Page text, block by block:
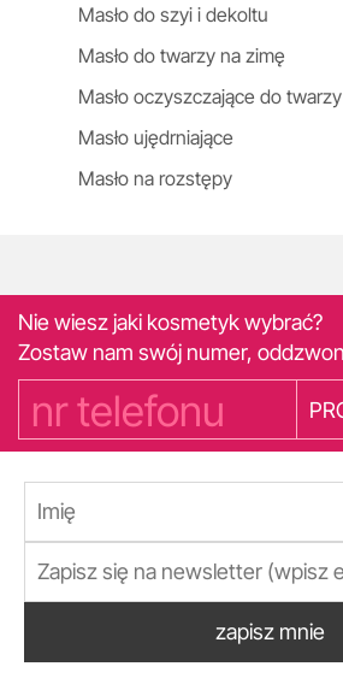
Masło do szyi i dekoltu
Masło do twarzy na zimę
Masło oczyszczające do twarzy
Masło ujędrniające
Masło na rozstępy
Nie wiesz jaki kosmetyk wybrać?
Zostaw nam swój numer,
zapisz mnie